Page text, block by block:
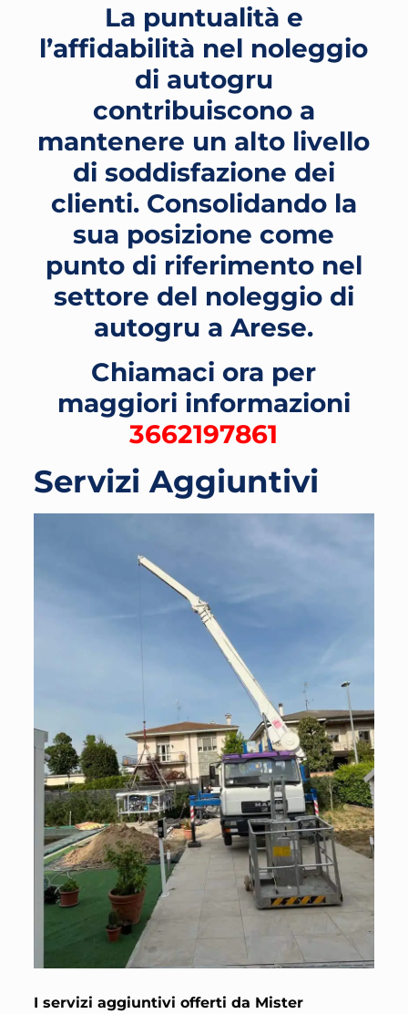
La puntualità e
l’affidabilità nel noleggio
di autogru
contribuiscono a
mantenere un alto livello
di soddisfazione dei
clienti. Consolidando la
sua posizione come
punto di riferimento nel
settore del noleggio di
autogru a Arese.
Chiamaci ora per
maggiori informazioni
3662197861
Servizi Aggiuntivi
I servizi aggiuntivi offerti da Mister